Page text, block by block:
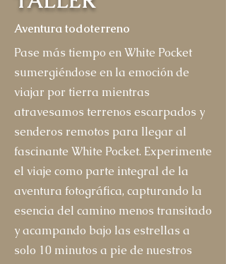
Aventura todoterreno
Pase más tiempo en White Pocket
sumergiéndose en la emoción de
viajar por tierra mientras
atravesamos terrenos escarpados y
senderos remotos para llegar al
fascinante White Pocket. Experimente
el viaje como parte integral de la
aventura fotográfica, capturando la
esencia del camino menos transitado
y acampando bajo las estrellas a
solo 10 minutos a pie de nuestros